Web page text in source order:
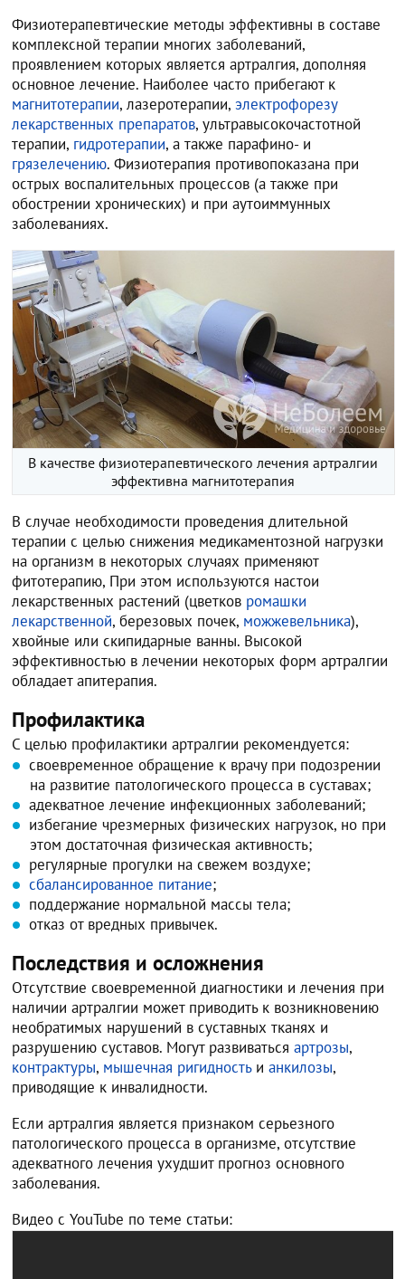
Физиотерапевтические методы эффективны в составе
комплексной терапии многих заболеваний,
проявлением которых является артралгия, дополняя
основное лечение. Наиболее часто прибегают к
магнитотерапии, лазеротерапии,электрофорезу
лекарственных препаратов, ультравысокочастотной
терапии, гидротерапии, а также парафино- и
грязелечению. Физиотерапия противопоказана при
острых воспалительных процессов (а также при
обострении хронических) и при аутоиммунных
заболеваниях.
В качестве физиотерапевтического лечения артралгии
эффективна магнитотерапия
В случае необходимости проведения длительной
терапии с целью снижения медикаментозной нагрузки
на организм в некоторых случаях применяют
фитотерапию, При этом используются настои
лекарственных растений (цветков ромашки
лекарственной, березовых почек, можжевельника),
хвойные или скипидарные ванны. Высокой
эффективностью в лечении некоторых форм артралгии
обладает апитерапия.
Профилактика
С целью профилактики артралгии рекомендуется:
своевременное обращение к врачу при подозрении
на развитие патологического процесса в суставах;
адекватное лечение инфекционных заболеваний;
избегание чрезмерных физических нагрузок, но при
этом достаточная физическая активность;
регулярные прогулки на свежем воздухе;
сбалансированное питание;
поддержание нормальной массы тела;
отказ от вредных привычек.
Последствия и осложнения
Отсутствие своевременной диагностики и лечения при
наличии артралгии может приводить к возникновению
необратимых нарушений в суставных тканях и
разрушению суставов. Могут развиватьсяартрозы,
контрактуры, мышечная ригидностьианкилозы,
приводящие к инвалидности.
Если артралгия является признаком серьезного
патологического процесса в организме, отсутствие
адекватного лечения ухудшит прогноз основного
заболевания.
Видео с YouTube по теме статьи: